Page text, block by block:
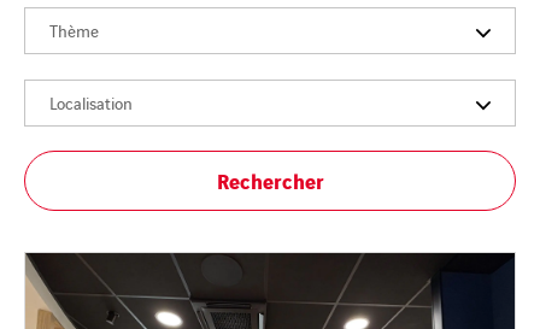
Thème
Localisation
Rechercher